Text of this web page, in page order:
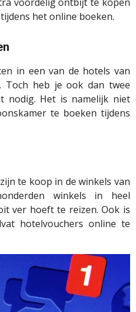
het online boeken.
in een van de hotels van
Toch heb je ook dan twee
nodig. Het is namelijk niet
te boeken tijdens
te koop in de winkels van
winkels in heel
ver hoeft te reizen. Ook is
hotelvouchers online te